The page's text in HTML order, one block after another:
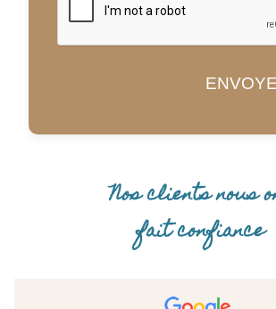
Nos clients nous
fait confiance